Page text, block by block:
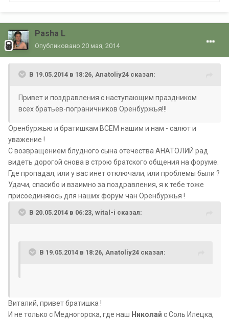
Pasha L
Опубликовано 20 мая, 2014
В 19.05.2014 в 18:26, Anatoliy24 сказал:
Привет и поздравления с наступающим праздником
всех братьев-пограничников Оренбуржья!!!
Оренбуржью и братишкам ВСЕМ нашим и нам - салют и
уважение !
С возвращением блудного сына отечества АНАТОЛИЙ рад
видеть дорогой снова в строю братского общения на форуме.
Где пропадал, или у вас инет отключали, или проблемы были ?
Удачи, спасибо и взаимно за поздравления, я к тебе тоже
присоединяюсь для наших форум чан Оренбуржья !
В 20.05.2014 в 06:23, wital-i сказал:
В 19.05.2014 в 18:26, Anatoliy24 сказал:
Виталий, привет братишка !
И не только с Медногорска, где наш Николай с Соль Илецка,